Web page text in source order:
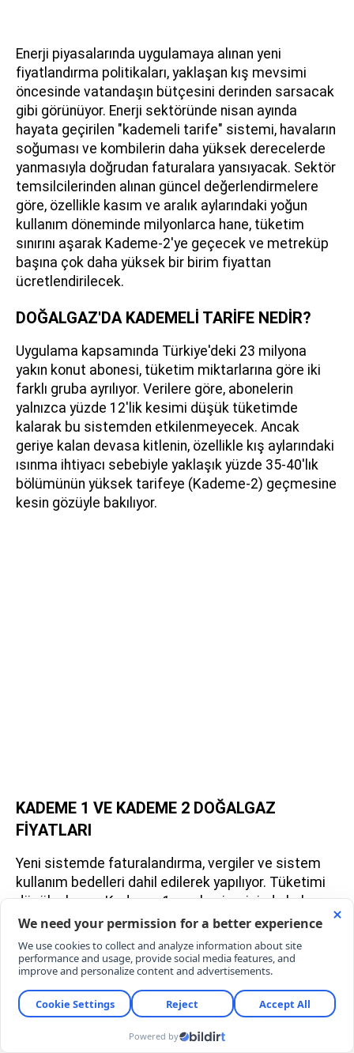
Enerji piyasalarında uygulamaya alınan yeni
fiyatlandırma politikaları, yaklaşan kış mevsimi
öncesinde vatandaşın bütçesini derinden sarsacak
gibi görünüyor. Enerji sektöründe nisan ayında
hayata geçirilen "kademeli tarife" sistemi, havaların
soğuması ve kombilerin daha yüksek derecelerde
yanmasıyla doğrudan faturalara yansıyacak. Sektör
temsilcilerinden alınan güncel değerlendirmelere
göre, özellikle kasım ve aralık aylarındaki yoğun
kullanım döneminde milyonlarca hane, tüketim
sınırını aşarak Kademe-2'ye geçecek ve metreküp
başına çok daha yüksek bir birim fiyattan
ücretlendirilecek.
DOĞALGAZ'DA KADEMELİ TARİFE NEDİR?
Uygulama kapsamında Türkiye'deki 23 milyona
yakın konut abonesi, tüketim miktarlarına göre iki
farklı gruba ayrılıyor. Verilere göre, abonelerin
yalnızca yüzde 12'lik kesimi düşük tüketimde
kalarak bu sistemden etkilenmeyecek. Ancak
geriye kalan devasa kitlenin, özellikle kış aylarındaki
ısınma ihtiyacı sebebiyle yaklaşık yüzde 35-40'lık
bölümünün yüksek tarifeye (Kademe-2) geçmesine
kesin gözüyle bakılıyor.
KADEME 1 VE KADEME 2 DOĞALGAZ
FİYATLARI
Yeni sistemde faturalandırma, vergiler ve sistem
kullanım bedelleri dahil edilerek yapılıyor. Tüketimi
düşük olan ve Kademe-1 sınırları içerisinde kalan
aboneler metreküp başına 16,23 TL öderken; sınırı
aşarak Kademe-2'ye geçen aboneler metreküp
başına 26,13 TL ödemek zorunda kalacak.